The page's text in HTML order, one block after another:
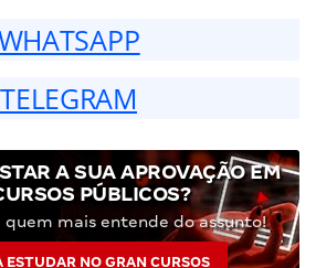
TELEGRAM
A SUA APROVAÇÃO EM
PÚBLICOS?
quem mais entende do assunto!
ESTUDAR NO GRAN CURSOS